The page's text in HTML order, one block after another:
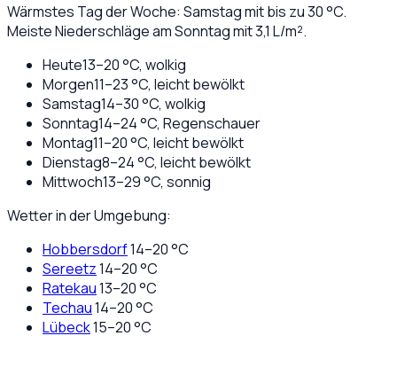
Wärmstes Tag der Woche: Samstag mit bis zu 30 °C.
Meiste Niederschläge am Sonntag mit 3,1 L/m².
Heute13–20°C, wolkig
Morgen11–23°C, leicht bewölkt
Samstag14–30°C, wolkig
Sonntag14–24°C, Regenschauer
Montag11–20°C, leicht bewölkt
Dienstag8–24°C, leicht bewölkt
Mittwoch13–29°C, sonnig
Wetter in der Umgebung:
Hobbersdorf14–20°C
Sereetz14–20°C
Ratekau13–20°C
Techau14–20°C
Lübeck15–20°C